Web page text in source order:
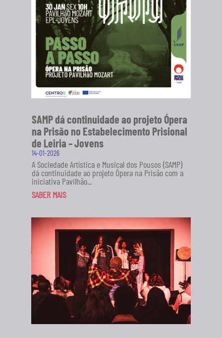
SAMP dá continuidade ao projeto Ópera
na Prisão no Estabelecimento Prisional
de Leiria – Jovens
14-01-2026
A Sociedade Artística e Musical dos Pousos (SAMP)
dá continuidade ao projeto Ópera na Prisão com a
iniciativa Pavilhão...
SABER MAIS